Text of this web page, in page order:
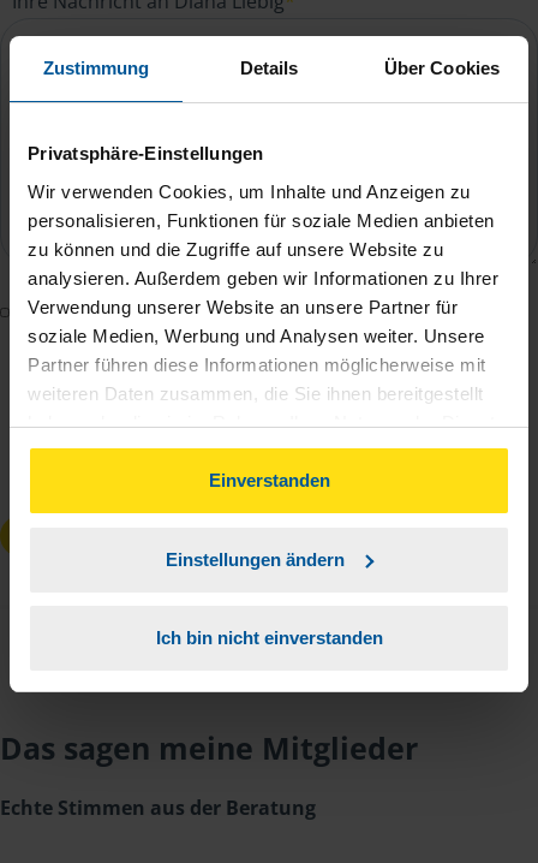
Zustimmung Details Über Cookies
Privatsphäre-Einstellungen
Wir verwenden Cookies, um Inhalte und Anzeigen zu
personalisieren, Funktionen für soziale Medien anbieten
zu können und die Zugriffe auf unsere Website zu
analysieren. Außerdem geben wir Informationen zu Ihrer
Verwendung unserer Website an unsere Partner für
soziale Medien, Werbung und Analysen weiter. Unsere
Partner führen diese Informationen möglicherweise mit
weiteren Daten zusammen, die Sie ihnen bereitgestellt
haben oder die sie im Rahmen Ihrer Nutzung der Dienste
gesammelt haben. Indem Sie auf Einverstanden klicken,
können Sie der Verwendung von Cookies, gemäß
unserer➔ Datenschutzrichtliniezustimmen.
Einverstanden
Einstellungen ändern
Ich bin nicht einverstanden
Mit dem Absenden des Kontaktformulars erkläre ich
mich damit einverstanden, dass meine Daten zur
Bearbeitung meines Anliegens sowie zur internen
Analyse der Zugriffsquelle verwendet werden.
DieDatenschutzbestimmungenhabe ich zur
Kenntnis genommen.*
Das sagen meine Mitglieder
Echte Stimmen aus der Beratung